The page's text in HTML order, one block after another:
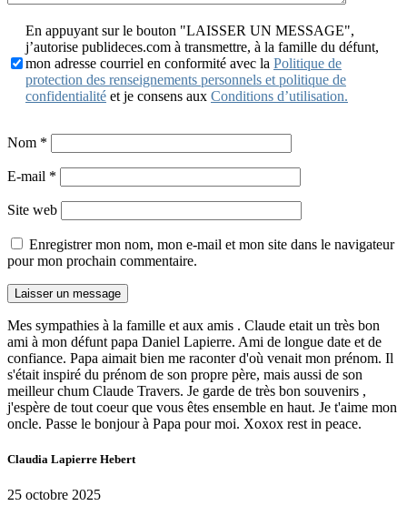
En appuyant sur le bouton "LAISSER UN MESSAGE",
j’autorise publideces.com à transmettre, à la famille du défunt,
mon adresse courriel en conformité avec la Politique de
protection des renseignements personnels et politique de
confidentialité et je consens aux Conditions d’utilisation.
Nom *
E-mail *
Site web
Enregistrer mon nom, mon e-mail et mon site dans le navigateur
pour mon prochain commentaire.
Mes sympathies à la famille et aux amis . Claude etait un très bon
ami à mon défunt papa Daniel Lapierre. Ami de longue date et de
confiance. Papa aimait bien me raconter d'où venait mon prénom. Il
s'était inspiré du prénom de son propre père, mais aussi de son
meilleur chum Claude Travers. Je garde de très bon souvenirs ,
j'espère de tout coeur que vous êtes ensemble en haut. Je t'aime mon
oncle. Passe le bonjour à Papa pour moi. Xoxox rest in peace.
Claudia Lapierre Hebert
25 octobre 2025